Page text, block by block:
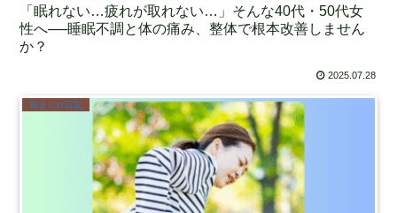
「眠れない…疲れが取れない…」そんな40代・50代女
性へ──睡眠不調と体の痛み、整体で根本改善しません
か？
2025.07.28
気まぐれ日記